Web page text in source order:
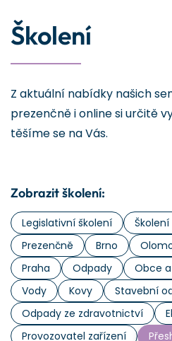
Školení
Z aktuální nabídky našich
prezenčně i online si určitě
těšíme se na Vás.
Zobrazit školení:
Legislativní školení
Prezenčně
Brno
Praha
Odpady Obce
Vody
Kovy
Stavební
Odpady ze zdravotnictví
Provozovatel zařízení